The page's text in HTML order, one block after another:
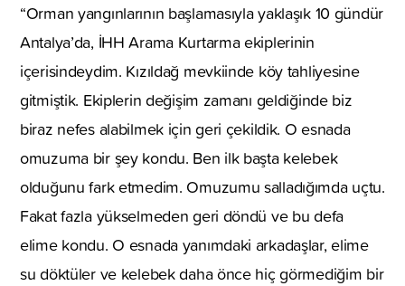
“Orman yangınlarının başlamasıyla yaklaşık 10 gündür
Antalya’da, İHH Arama Kurtarma ekiplerinin
içerisindeydim. Kızıldağ mevkiinde köy tahliyesine
gitmiştik. Ekiplerin değişim zamanı geldiğinde biz
biraz nefes alabilmek için geri çekildik. O esnada
omuzuma bir şey kondu. Ben ilk başta kelebek
olduğunu fark etmedim. Omuzumu salladığımda uçtu.
Fakat fazla yükselmeden geri döndü ve bu defa
elime kondu. O esnada yanımdaki arkadaşlar, elime
su döktüler ve kelebek daha önce hiç görmediğim bir